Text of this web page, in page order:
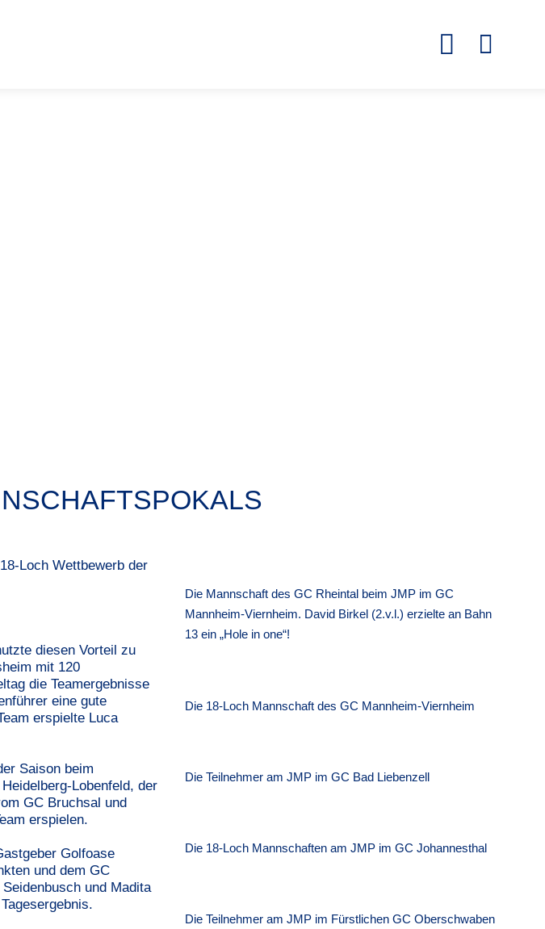
Loch Wettbewerb der
diesen Vorteil zu
mit 120
die Teamergebnisse
eine gute
erspielte Luca
Saison beim
Lobenfeld, der
GC Bruchsal und
erspielen.
Golfoase
und dem GC
und Madita
Die Mannschaft des GC Rheintal beim JMP im GC
Mannheim-Viernheim. David Birkel (2.v.l.) erzielte an Bahn
13 ein „Hole in one“!
Die 18-Loch Mannschaft des GC Mannheim-Viernheim
Die Teilnehmer am JMP im GC Bad Liebenzell
Die 18-Loch Mannschaften am JMP im GC Johannesthal
Die Teilnehmer am JMP im Fürstlichen GC Oberschwaben